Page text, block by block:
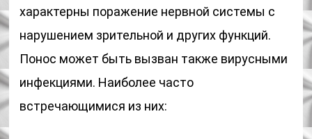
характерны поражение нервной системы с
нарушением зрительной и других функций.
Понос может быть вызван также вирусными
инфекциями. Наиболее часто
встречающимися из них: